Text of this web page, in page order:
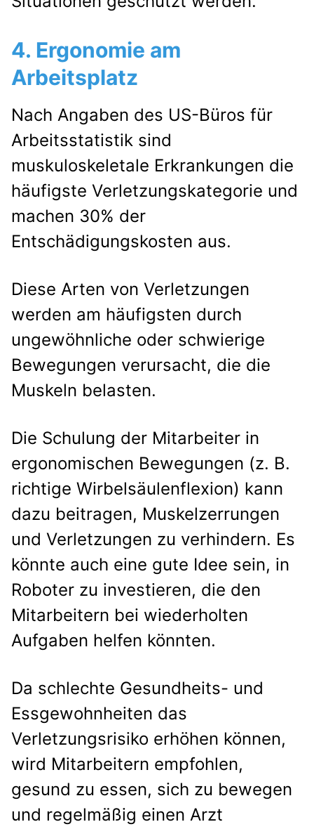
4. Ergonomie am
Arbeitsplatz
Nach Angaben des US-Büros für
Arbeitsstatistik sind
muskuloskeletale Erkrankungen die
häufigste Verletzungskategorie und
machen 30% der
Entschädigungskosten aus.
Diese Arten von Verletzungen
werden am häufigsten durch
ungewöhnliche oder schwierige
Bewegungen verursacht, die die
Muskeln belasten.
Die Schulung der Mitarbeiter in
ergonomischen Bewegungen (z. B.
richtige Wirbelsäulenflexion) kann
dazu beitragen, Muskelzerrungen
und Verletzungen zu verhindern. Es
könnte auch eine gute Idee sein, in
Roboter zu investieren, die den
Mitarbeitern bei wiederholten
Aufgaben helfen könnten.
Da schlechte Gesundheits- und
Essgewohnheiten das
Verletzungsrisiko erhöhen können,
wird Mitarbeitern empfohlen,
gesund zu essen, sich zu bewegen
und regelmäßig einen Arzt